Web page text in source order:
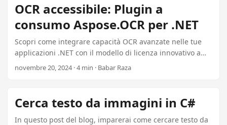
a
OCR accessibile: Plugin a
consumo Aspose.OCR per .NET
Scopri come integrare capacità OCR avanzate nelle tue
applicazioni .NET con il modello di licenza innovativo a
consumo di Aspose.OCR. Licenza singoli plugin OCR per
novembre 20, 2024 · 4 min · Babar Raza
Cerca testo da immagini in C#
In questo post del blog, imparerai come cercare testo da